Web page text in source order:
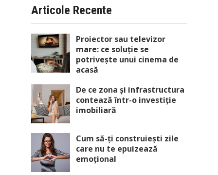
Articole Recente
Proiector sau televizor
mare: ce soluție se
potrivește unui cinema de
acasă
De ce zona și infrastructura
contează într-o investiție
imobiliară
Cum să-ți construiești zile
care nu te epuizează
emoțional